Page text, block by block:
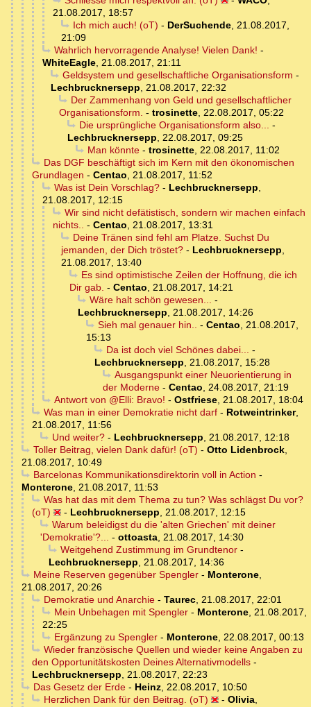
21.08.2017, 18:57
Ich mich auch! (oT) - DerSuchende, 21.08.2017,
21:09
Wahrlich hervorragende Analyse! Vielen Dank! -
WhiteEagle, 21.08.2017, 21:11
Geldsystem und gesellschaftliche Organisationsform -
Lechbrucknersepp, 21.08.2017, 22:32
Der Zammenhang von Geld und gesellschaftlicher
Organisationsform. - trosinette, 22.08.2017, 05:22
Die ursprüngliche Organisationsform also... -
Lechbrucknersepp, 22.08.2017, 09:25
Man könnte- trosinette, 22.08.2017, 11:02
Das DGF beschäftigt sich im Kern mit den ökonomischen
Grundlagen - Centao, 21.08.2017, 11:52
Was ist Dein Vorschlag?- Lechbrucknersepp,
21.08.2017, 12:15
Wir sind nicht defätistisch, sondern wir machen einfach
nichts.. - Centao, 21.08.2017, 13:31
Deine Tränen sind fehl am Platze. Suchst Du
jemanden, der Dich tröstet? - Lechbrucknersepp,
21.08.2017, 13:40
Es sind optimistische Zeilen der Hoffnung, die ich
Dir gab. - Centao, 21.08.2017, 14:21
Wäre halt schön gewesen... -
Lechbrucknersepp, 21.08.2017, 14:26
Sieh mal genauer hin.. - Centao, 21.08.2017,
15:13
Da ist doch viel Schönes dabei... -
Lechbrucknersepp, 21.08.2017, 15:28
Ausgangspunkt einer Neuorientierung in
der Moderne - Centao, 24.08.2017, 21:19
Antwort von @Elli: Bravo! - Ostfriese, 21.08.2017, 18:04
Was man in einer Demokratie nicht darf- Rotweintrinker,
21.08.2017, 11:56
Und weiter?- Lechbrucknersepp, 21.08.2017, 12:18
Toller Beitrag, vielen Dank dafür! (oT) - Otto Lidenbrock,
21.08.2017, 10:49
Barcelonas Kommunikationsdirektorin voll in Action -
Monterone, 21.08.2017, 11:53
Was hat das mit dem Thema zu tun? Was schlägst Du vor?
(oT)
- Lechbrucknersepp, 21.08.2017, 12:15
Warum beleidigst du die 'alten Griechen' mit deiner
'Demokratie'?... - ottoasta, 21.08.2017, 14:30
Weitgehend Zustimmung im Grundtenor-
Lechbrucknersepp, 21.08.2017, 14:36
Meine Reserven gegenüber Spengler- Monterone,
21.08.2017, 20:26
Demokratie und Anarchie- Taurec, 21.08.2017, 22:01
Mein Unbehagen mit Spengler- Monterone, 21.08.2017,
22:25
Ergänzung zu Spengler- Monterone, 22.08.2017, 00:13
Wieder französische Quellen und wieder keine Angaben zu
den Opportunitätskosten Deines Alternativmodells -
Lechbrucknersepp, 21.08.2017, 22:23
Das Gesetz der Erde- Heinz, 22.08.2017, 10:50
Herzlichen Dank für den Beitrag. (oT)
- Olivia,